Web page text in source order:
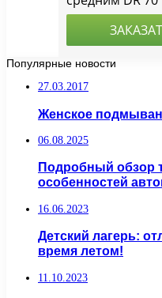
Популярные новости
27.03.2017
Женское
06.08.2025
Подробный обзор
особенностей
16.06.2023
Детский лагерь:
время летом!
11.10.2023